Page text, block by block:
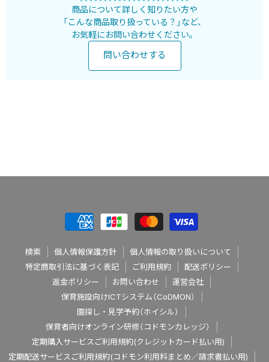
商品について詳しく知りたい方や
「こんな商品取り扱っている？」など、
お気軽にお問い合わせください。
問い合わせする
検索 個人情報保護方針
個人情報の取り扱いについて
特定商取引法に基づく表記
ご利用規約
配送ポリシー
返金ポリシー
お問い合わせ
運営会社
保育施設向けICTシステム（CoDMON）
園探し・見学予約（ホイシル）
保育者向けオンライン研修（コドモンカレッジ）
定期購入サービスご利用規約(クレジットカード払い用)
定期配送サービスご利用規約(コドモン利用料まとめ／請求書払い用)